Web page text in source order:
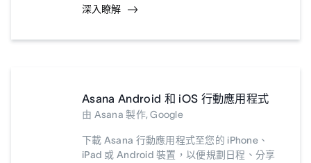
深入瞭解
Asana Android 和 iOS 行動應用程式
由 Asana 製作, Google
下載 Asana 行動應用程式至您的 iPhone、
iPad 或 Android 裝置，以便規劃日程、分享